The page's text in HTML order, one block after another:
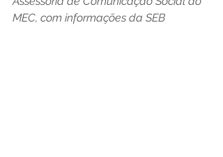
MEC, com informações da SEB